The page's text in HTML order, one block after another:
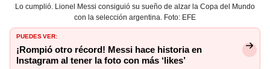
Lo cumplió. Lionel Messi consiguió su sueño de alzar la Copa del Mundo
con la selección argentina. Foto: EFE
PUEDES VER:
¡Rompió otro récord! Messi hace historia en
Instagram al tener la foto con más ‘likes’